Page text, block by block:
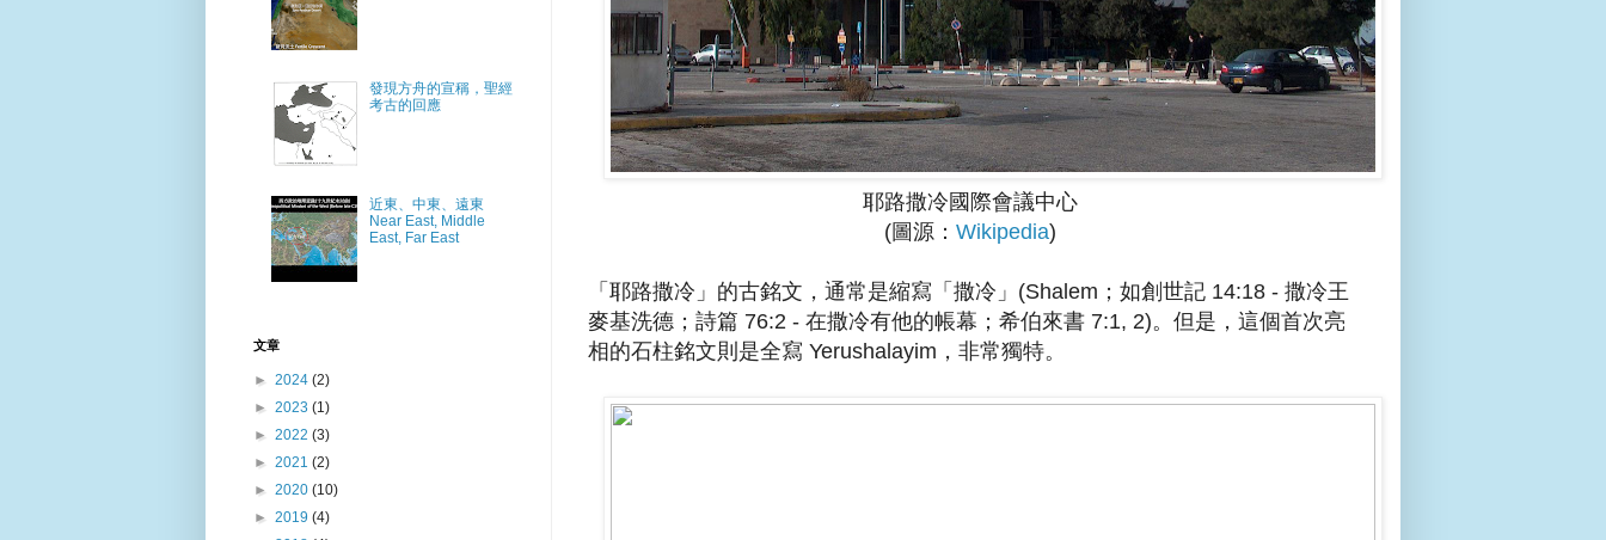
耶路撒冷國際會議中心
(圖源： Wikipedia)
「耶路撒冷」的古銘文，通常是縮寫「撒冷」(Shalem；如創世記 14:18 - 撒冷王
麥基洗德；詩篇 76:2 - 在撒冷有他的帳幕；希伯來書 7:1, 2)。但是，這個首次亮
相的石柱銘文則是全寫 Yerushalayim，非常獨特。
發現方舟的宣稱，聖經
考古的回應
近東、中東、遠東
Near East, Middle
East, Far East
文章
► 2024 (2)
► 2023 (1)
► 2022 (3)
► 2021 (2)
► 2020 (10)
► 2019 (4)